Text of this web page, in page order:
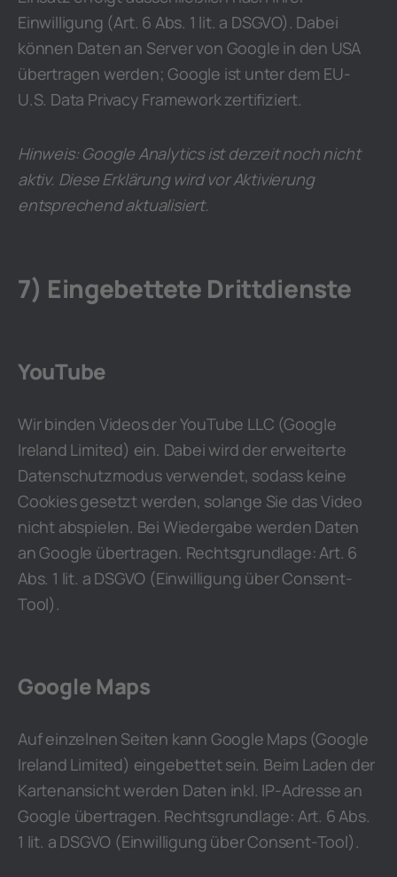
Einwilligung (Art. 6 Abs. 1 lit. a DSGVO). Dabei
können Daten an Server von Google in den USA
übertragen werden; Google ist unter dem EU-
U.S. Data Privacy Framework zertifiziert.
Hinweis: Google Analytics ist derzeit noch nicht
aktiv. Diese Erklärung wird vor Aktivierung
entsprechend aktualisiert.
7) Eingebettete Drittdienste
YouTube
Wir binden Videos der YouTube LLC (Google
Ireland Limited) ein. Dabei wird der erweiterte
Datenschutzmodus verwendet, sodass keine
Cookies gesetzt werden, solange Sie das Video
nicht abspielen. Bei Wiedergabe werden Daten
an Google übertragen. Rechtsgrundlage: Art. 6
Abs. 1 lit. a DSGVO (Einwilligung über Consent-
Tool).
Google Maps
Auf einzelnen Seiten kann Google Maps (Google
Ireland Limited) eingebettet sein. Beim Laden der
Kartenansicht werden Daten inkl. IP-Adresse an
Google übertragen. Rechtsgrundlage: Art. 6 Abs.
1 lit. a DSGVO (Einwilligung über Consent-Tool).